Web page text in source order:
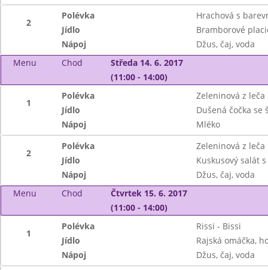
2
Polévka
Hrachová s
Jídlo
Bramborové
Nápoj
Džus, čaj, voda
Menu
Chod
Středa 14. 6. 2017
(11:00 - 14:00)
1
Polévka
Zeleninová z leča
Jídlo
Dušená čočka se
Nápoj
Mléko
2
Polévka
Zeleninová z leča
Jídlo
Kuskusový salát
Nápoj
Džus, čaj, voda
Menu
Chod
Čtvrtek 15. 6. 2017
(11:00 - 14:00)
1
Polévka
Rissi - Bissi
Jídlo
Rajská omáčka,
Nápoj
Džus, čaj, voda